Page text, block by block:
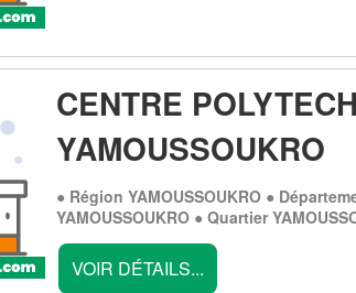
CENTRE
YAMOUSSOUKRO
● Région YAMOUSSOUKRO ●
YAMOUSSOUKRO ● Quartier
VOIR DÉTAILS...